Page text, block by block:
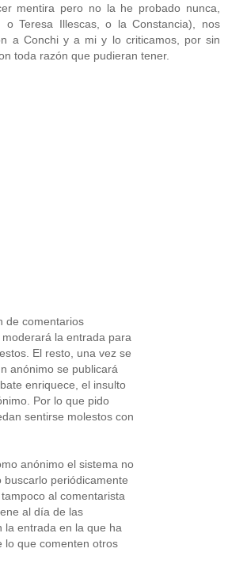
mentira pero no la he probado nunca,
o Teresa Illescas, o la Constancia), nos
a Conchi y a mi y lo criticamos, por sin
toda razón que pudieran tener.
de comentarios
la entrada para
El resto, una vez se
anónimo se publicará
enriquece, el insulto
Por lo que pido
sentirse molestos con
anónimo el sistema no
periódicamente
al comentarista
al día de las
la entrada en la que ha
lo que comenten otros